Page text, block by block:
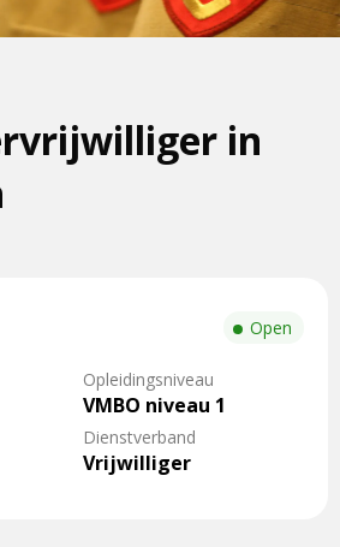
in
Opleidingsniveau
VMBO niveau 1
Dienstverband
Vrijwilliger
Open